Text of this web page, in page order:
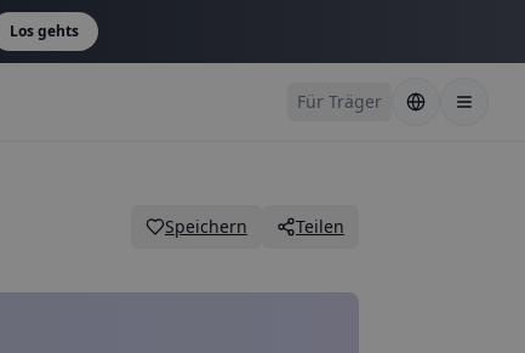
Los gehts
Für Träger
Speichern Teilen